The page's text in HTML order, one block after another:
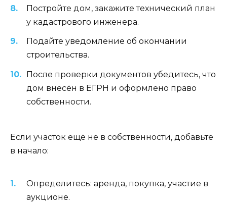
Постройте дом, закажите технический план
у кадастрового инженера.
Подайте уведомление об окончании
строительства.
После проверки документов убедитесь, что
дом внесён в ЕГРН и оформлено право
собственности.
Если участок ещё не в собственности, добавьте
в начало:
Определитесь: аренда, покупка, участие в
аукционе.